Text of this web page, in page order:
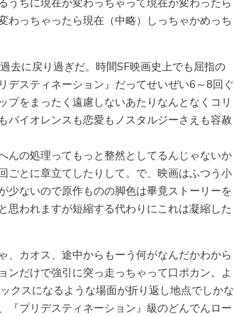
わっちゃったら現在（中略）しっちゃかめっち
去に戻り過ぎだ。時間SF映画史上でも屈指の
デスティネーション』だってせいぜい6～8回ぐ
プをまったく遠慮しないあたりなんとなくコリ
バイオレンスも恋愛もノスタルジーさえも容赦
んの処理ってもっと整然としてるんじゃないか
ごとに章立てしたりして。で、映画はふつう小
少ないので原作ものの脚色は畢竟ストーリーを
思われますが短縮する代わりにこれは凝縮した
、カオス、途中からもーう何がなんだかわから
ンだけで強引に突っ走っちゃって口ポカン。よ
クスになるような場面が折り返し地点でしかな
『プリデスティネーション』級のどんでんロー